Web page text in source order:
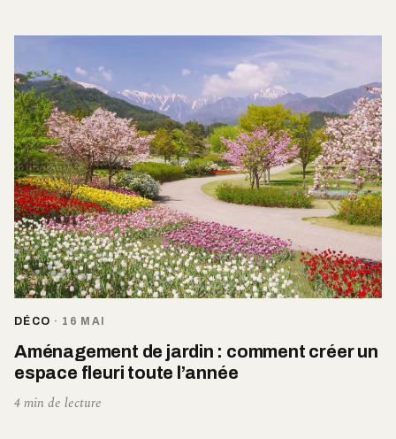
DÉCO · 16 MAI
Aménagement de jardin : comment créer un
espace fleuri toute l’année
4 min de lecture